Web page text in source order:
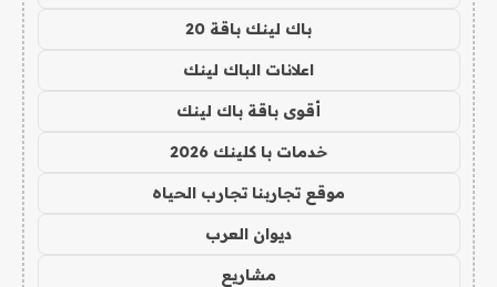
باك لينك باقة 20
اعلانات الباك لينك
أقوى باقة باك لينك
خدمات با كلينك 2026
موقع تجاربنا تجارب الحياه
ديوان العرب
مشاريع